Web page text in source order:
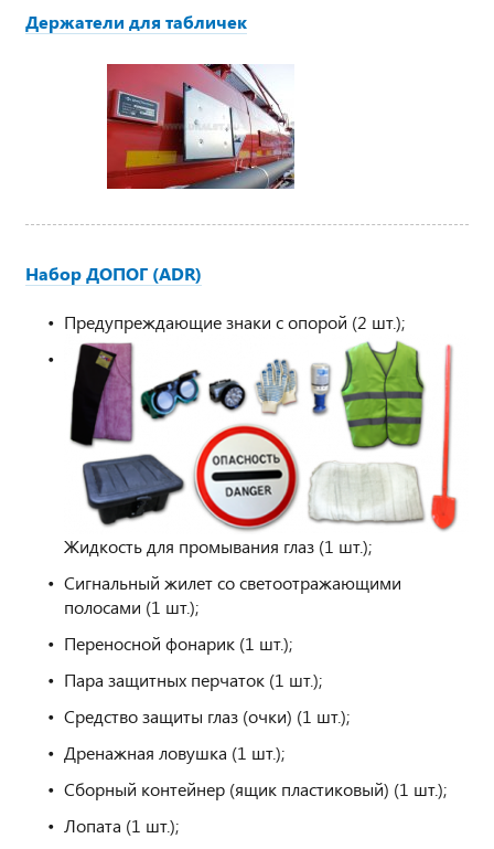
Держатели для табличек
Набор ДОПОГ (ADR)
Предупреждающие знаки с опорой (2 шт.);
Жидкость для промывания глаз (1 шт.);
Сигнальный жилет со светоотражающими
полосами (1 шт.);
Переносной фонарик (1 шт.);
Пара защитных перчаток (1 шт.);
Средство защиты глаз (очки) (1 шт.);
Дренажная ловушка (1 шт.);
Сборный контейнер (ящик пластиковый) (1 шт.);
Лопата (1 шт.);